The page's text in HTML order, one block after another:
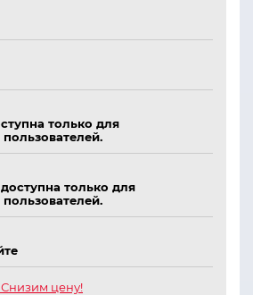
только для
пользователей.
только для
пользователей.
цену!